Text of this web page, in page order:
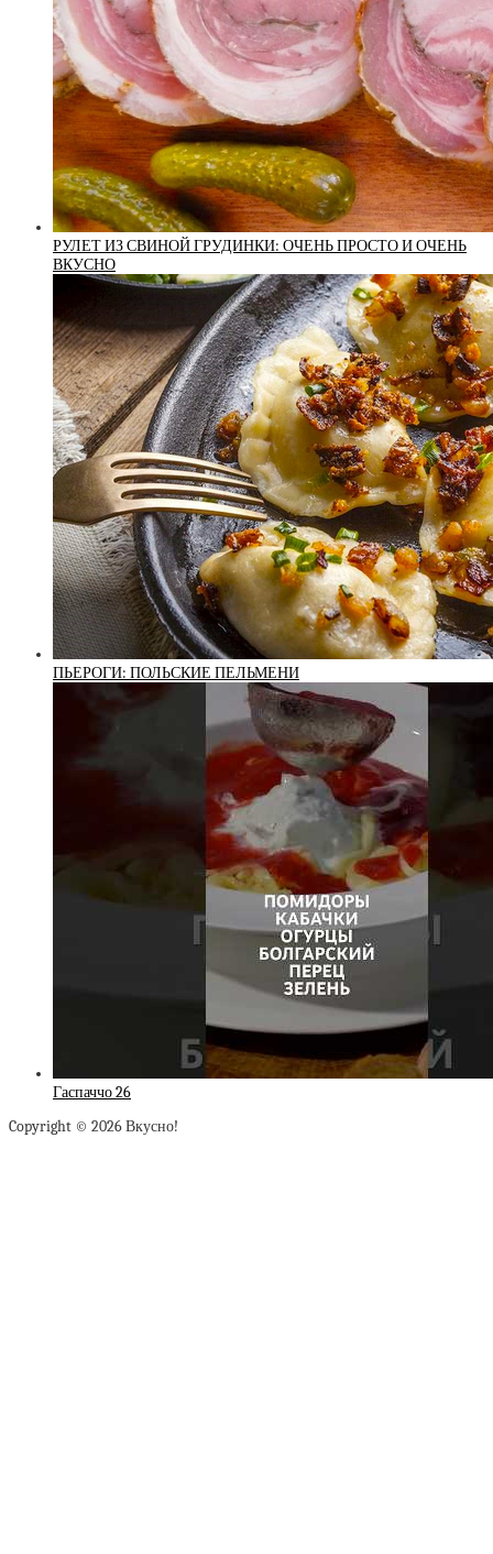
РУЛЕТ ИЗ СВИНОЙ ГРУДИНКИ: ОЧЕНЬ ПРОСТО И ОЧЕНЬ
ВКУСНО
ПЬЕРОГИ: ПОЛЬСКИЕ ПЕЛЬМЕНИ
Гаспаччо 26
Copyright © 2026 Вкусно!